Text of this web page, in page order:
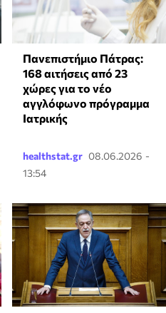
Πανεπιστήμιο Πάτρας:
168 αιτήσεις από 23
χώρες για το νέο
αγγλόφωνο πρόγραμμα
Ιατρικής
healthstat.gr 08.06.2026 -
13:54